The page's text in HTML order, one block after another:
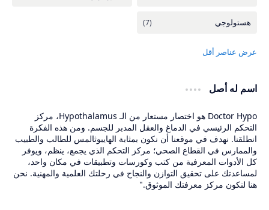
اسم له أصل
Doctor Hypo هو اختصار مستعار من الـ Hypothalamus، مركز
التحكم الرئيسي في الدماغ والعقل المدبر للجسم. ومن هذه الفكرة
انطلقنا. نهدف في موقعنا أن نكون بمثابة الهايبوثالمس للطالب والطبيب
والممارس في القطاع الصحي؛ مركز التحكم الذي يجمع، ينظم، ويوفر
كل الأدوات المعرفية من كتب وكورسات وتطبيقات في مكان واحد،
لمساعدتك على تحقيق التوازن والنجاح في رحلتك العلمية والمهنية. نحن
هنا لنكون مركز معرفتك الموثوق."